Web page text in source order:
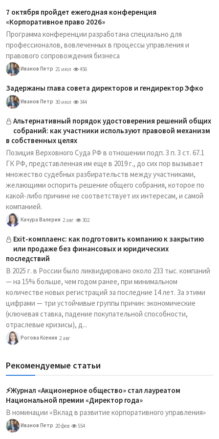
7 октября пройдет ежегодная конференция
«Корпоративное право 2026»
Программа конференции разработана специально для
профессионалов, вовлеченных в процессы управления и
правового сопровождения бизнеса
Иванов Петр 21 июл 456
Задержаны глава совета директоров и гендиректор Эфко
Иванов Петр 30 июл 344
Альтернативный порядок удостоверения решений общих
собраний: как участники используют правовой механизм
в собственных целях
Позиция Верховного Суда РФ в отношении подп. 3 п. 3 ст. 67.1
ГК РФ, представленная им еще в 2019 г., до сих пор вызывает
множество судебных разбирательств между участниками,
желающими оспорить решение общего собрания, которое по
какой-либо причине не соответствует их интересам, и самой
компанией.
Качура Валерия 2 авг 302
Exit-комплаенс: как подготовить компанию к закрытию
или продаже без финансовых и юридических
последствий
В 2025 г. в России было ликвидировано около 233 тыс. компаний
— на 15% больше, чем годом ранее, при минимальном
количестве новых регистраций за последние 14 лет. За этими
цифрами — три устойчивые группы причин: экономические
(ключевая ставка, падение покупательной способности,
отраслевые кризисы), д...
Рогова Ксения 2 авг
Рекомендуемые статьи
⚡️Журнал «Акционерное общество» стал лауреатом
Национальной премии «Директор года»
В номинации «Вклад в развитие корпоративного управления»
Иванов Петр 20 фев 554